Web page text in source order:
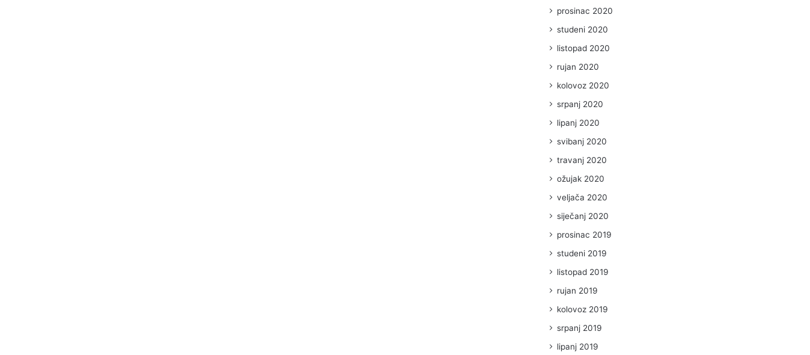
prosinac 2020
studeni 2020
listopad 2020
rujan 2020
kolovoz 2020
srpanj 2020
lipanj 2020
svibanj 2020
travanj 2020
ožujak 2020
veljača 2020
siječanj 2020
prosinac 2019
studeni 2019
listopad 2019
rujan 2019
kolovoz 2019
srpanj 2019
lipanj 2019